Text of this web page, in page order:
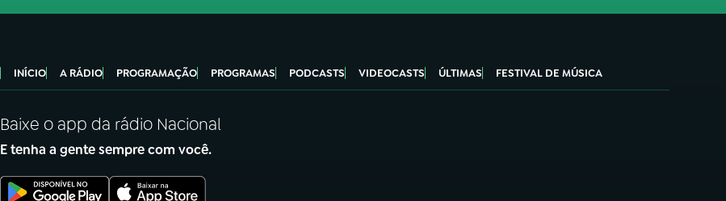
INÍCIO A RÁDIO PROGRAMAÇÃO PROGRAMAS PODCASTS VIDEOCASTS ÚLTIMAS FESTIVAL DE MÚSICA
Baixe o app da rádio Nacional
E tenha a gente sempre com você.